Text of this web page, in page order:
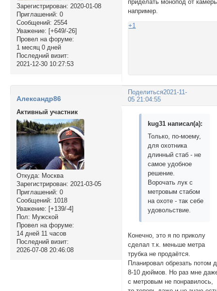
Зарегистрирован: 2020-01-08
Приглашений: 0
Сообщений: 2554
Уважение: [+649/-26]
Провел на форуме:
1 месяц 0 дней
Последний визит:
2021-12-30 10:27:53
приделать монопод от
например.
+1
Поделиться2021-11-
05 21:04:55
Александр86
Активный участник
Откуда: Москва
Зарегистрирован: 2021-03-05
Приглашений: 0
Сообщений: 1018
Уважение: [+139/-4]
Пол: Мужской
Провел на форуме:
14 дней 11 часов
Последний визит:
2026-07-08 20:46:08
kug31 написал(а):
Только, по-моему,
для охотника
длинный стаб - не
самое удобное
решение.
Ворочать лук с
метровым стабом
на охоте - так себе
удовольствие.
Конечно, это я по приколу
сделал т.к. меньше метра
трубка не продаётся.
Планировал обрезать потом
8-10 дюймов. Но раз мне
с метровым не понравилось,